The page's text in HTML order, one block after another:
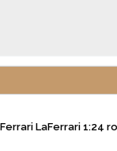
LaFerrari 1:24